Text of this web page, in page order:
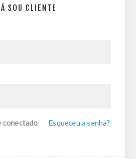
SOU CLIENTE
conectado Esqueceu a senha?